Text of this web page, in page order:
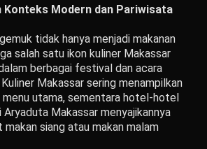
Konteks Modern dan Pariwisata
tidak hanya menjadi makanan
salah satu ikon kuliner Makassar
berbagai festival dan acara
Makassar sering menampilkan
menu utama, sementara hotel-hotel
Makassar menyajikannya
siang atau makan malam